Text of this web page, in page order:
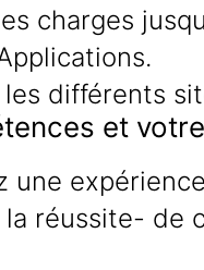
charges
différents
et
réussite- de